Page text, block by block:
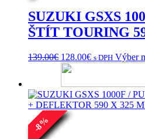
SUZUKI GSXS
ŠTÍT TOURING
139.00€ Pôvodná
cena
139.00€.
128.00€Aktuálna
128.00€.
s DPH Výber
-
8
%